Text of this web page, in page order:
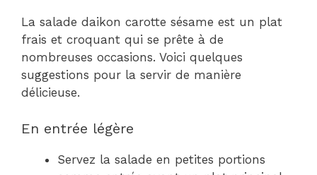
La salade daikon carotte sésame est un plat
frais et croquant qui se prête à de
nombreuses occasions. Voici quelques
suggestions pour la servir de manière
délicieuse.
En entrée légère
Servez la salade en petites portions